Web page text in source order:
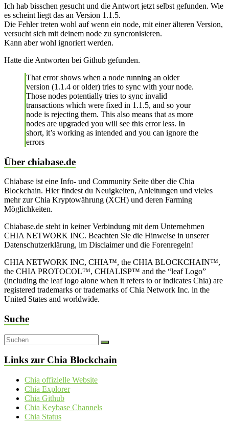
Ich hab bisschen gesucht und die Antwort jetzt selbst gefunden. Wie
es scheint liegt das an Version 1.1.5.
Die Fehler treten wohl auf wenn ein node, mit einer älteren Version,
versucht sich mit deinem node zu syncronisieren.
Kann aber wohl ignoriert werden.
Hatte die Antworten bei Github gefunden.
That error shows when a node running an older
version (1.1.4 or older) tries to sync with your node.
Those nodes potentially tries to sync invalid
transactions which were fixed in 1.1.5, and so your
node is rejecting them. This also means that as more
nodes are upgraded you will see this error less. In
short, it’s working as intended and you can ignore the
errors
Über chiabase.de
Chiabase ist eine Info- und Community Seite über die Chia
Blockchain. Hier findest du Neuigkeiten, Anleitungen und vieles
mehr zur Chia Kryptowährung (XCH) und deren Farming
Möglichkeiten.
Chiabase.de steht in keiner Verbindung mit dem Unternehmen
CHIA NETWORK INC. Beachten Sie die Hinweise in unserer
Datenschutzerklärung, im Disclaimer und die Forenregeln!
CHIA NETWORK INC, CHIA™, the CHIA BLOCKCHAIN™,
the CHIA PROTOCOL™, CHIALISP™ and the “leaf Logo”
(including the leaf logo alone when it refers to or indicates Chia) are
registered trademarks or trademarks of Chia Network Inc. in the
United States and worldwide.
Suche
Links zur Chia Blockchain
Chia offizielle Website
Chia Explorer
Chia Github
Chia Keybase Channels
Chia Status